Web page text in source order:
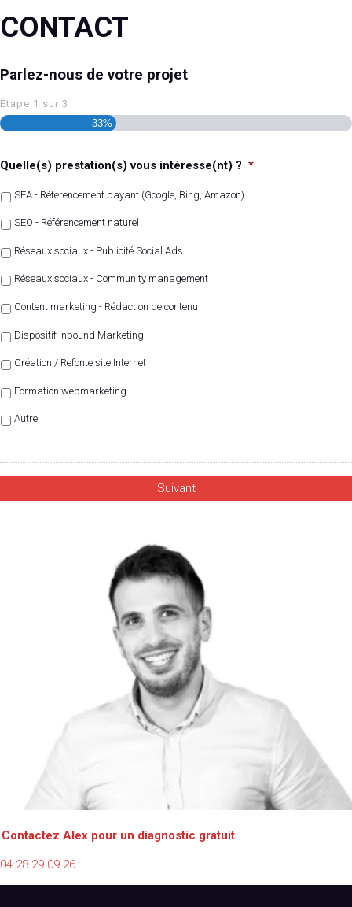
CONTACT
Parlez-nous de votre projet
Étape 1 sur 3
33%
Quelle(s) prestation(s) vous intéresse(nt) ? *
SEA - Référencement payant (Google, Bing, Amazon)
SEO - Référencement naturel
Réseaux sociaux - Publicité Social Ads
Réseaux sociaux - Community management
Content marketing - Rédaction de contenu
Dispositif Inbound Marketing
Création / Refonte site Internet
Formation webmarketing
Autre
Contactez Alex pour un diagnostic gratuit
04 28 29 09 26